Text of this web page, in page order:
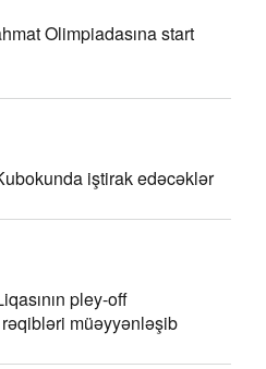
Olimpiadasına start
iştirak edəcəklər
pley-off
müəyyənləşib